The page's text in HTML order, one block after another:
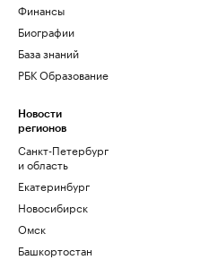
Финансы
Биографии
База знаний
РБК Образование
Новости
регионов
Санкт-Петербург
и область
Екатеринбург
Новосибирск
Омск
Башкортостан